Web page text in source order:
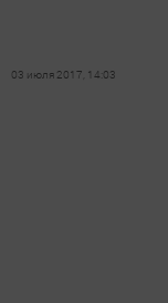
03 июля 2017, 14:03